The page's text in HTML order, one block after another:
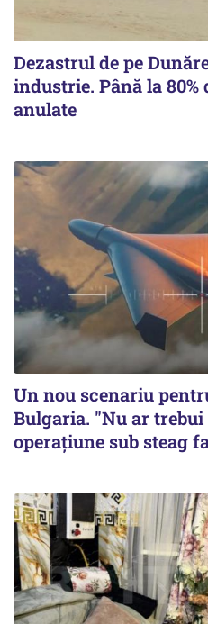
Dezastrul de pe
industrie. Până la
anulate
Un nou scenariu
Bulgaria. "Nu ar trebui
operațiune sub steag